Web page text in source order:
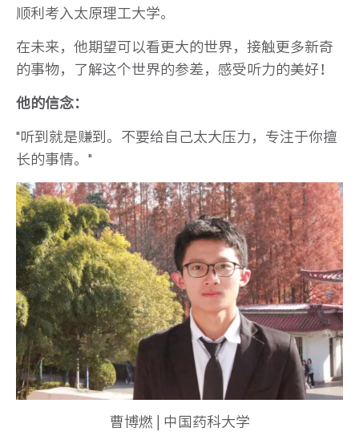
顺利考入太原理工大学。
在未来，他期望可以看更大的世界，接触更多新奇
的事物，了解这个世界的参差，感受听力的美好！
他的信念：
"听到就是赚到。不要给自己太大压力，专注于你擅
长的事情。"
曹博燃 | 中国药科大学